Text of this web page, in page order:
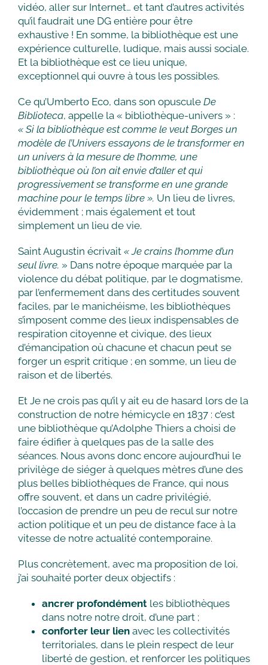
vidéo, aller sur Internet… et tant d’autres activités
qu’il faudrait une DG entière pour être
exhaustive ! En somme, la bibliothèque est une
expérience culturelle, ludique, mais aussi sociale.
Et la bibliothèque est ce lieu unique,
exceptionnel qui ouvre à tous les possibles.
Ce qu’Umberto Eco, dans son opuscule De
Biblioteca, appelle la « bibliothèque-univers » :
« Si la bibliothèque est comme le veut Borges un
modèle de l’Univers essayons de le transformer en
un univers à la mesure de l’homme, une
bibliothèque où l’on ait envie d’aller et qui
progressivement se transforme en une grande
machine pour le temps libre ». Un lieu de livres,
évidemment ; mais également et tout
simplement un lieu de vie.
Saint Augustin écrivait « Je crains l’homme d’un
seul livre. » Dans notre époque marquée par la
violence du débat politique, par le dogmatisme,
par l’enfermement dans des certitudes souvent
faciles, par le manichéisme, les bibliothèques
s’imposent comme des lieux indispensables de
respiration citoyenne et civique, des lieux
d’émancipation où chacune et chacun peut se
forger un esprit critique ; en somme, un lieu de
raison et de libertés.
Et Je ne crois pas qu’il y ait eu de hasard lors de la
construction de notre hémicycle en 1837 : c’est
une bibliothèque qu’Adolphe Thiers a choisi de
faire édifier à quelques pas de la salle des
séances. Nous avons donc encore aujourd’hui le
privilège de siéger à quelques mètres d’une des
plus belles bibliothèques de France, qui nous
offre souvent, et dans un cadre privilégié,
l’occasion de prendre un peu de recul sur notre
action politique et un peu de distance face à la
vitesse de notre actualité contemporaine.
Plus concrètement, avec ma proposition de loi,
j’ai souhaité porter deux objectifs :
ancrer profondémentles bibliothèques
dans notre notre droit, d’une part ;
conforter leur lienavec les collectivités
territoriales, dans le plein respect de leur
liberté de gestion, et renforcer les politiques